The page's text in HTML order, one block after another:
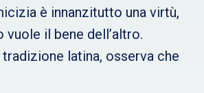
è innanzitutto una virtù,
vuole il bene dell’altro.
latina, osserva che